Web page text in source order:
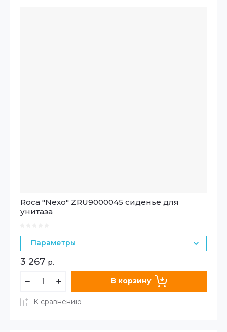
Roca "Nexo" ZRU9000045 сиденье для
унитаза
Параметры
3 267 р.
В корзину
К сравнению